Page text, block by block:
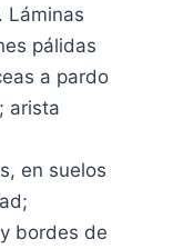
Láminas
pálidas
a pardo
arista
en suelos
bordes de